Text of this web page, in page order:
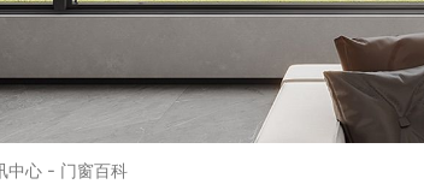
中心 - 门窗百科